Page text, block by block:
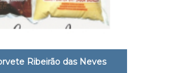
Ribeirão das Neves